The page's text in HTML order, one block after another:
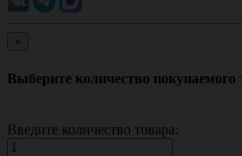
×
Выберите количество покупаемого
Введите количество товара: